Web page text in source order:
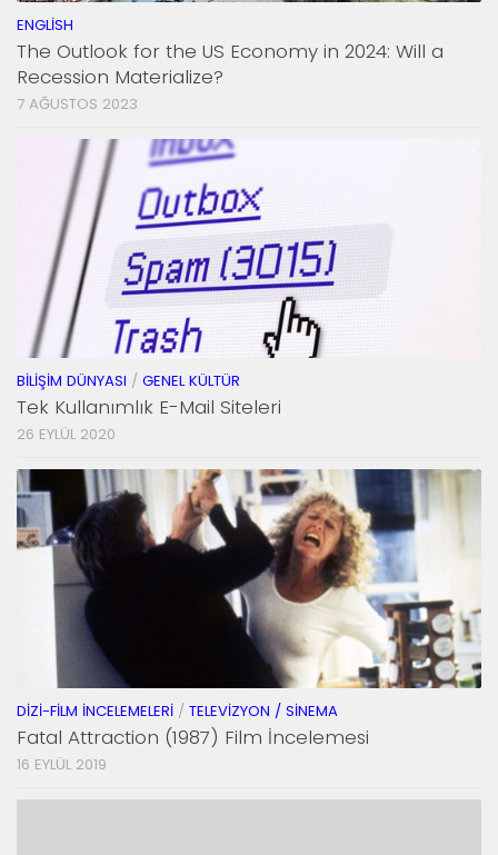
ENGLISH
The Outlook for the US Economy in 2024: Will a
Recession Materialize?
7 AĞUSTOS 2023
BILIŞIM DÜNYASI / GENEL KÜLTÜR
Tek Kullanımlık E-Mail Siteleri
26 EYLÜL 2020
DIZI-FILM İNCELEMELERI / TELEVIZYON / SINEMA
Fatal Attraction (1987) Film İncelemesi
16 EYLÜL 2019